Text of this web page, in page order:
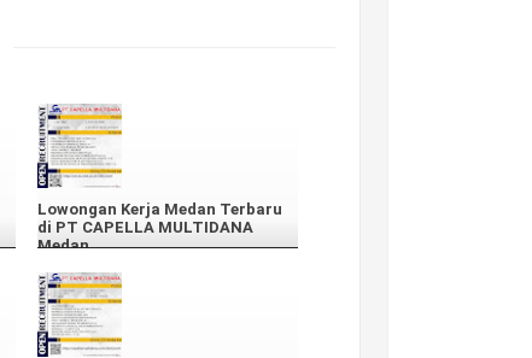
Lowongan Kerja Medan Terbaru
di PT CAPELLA MULTIDANA
Medan